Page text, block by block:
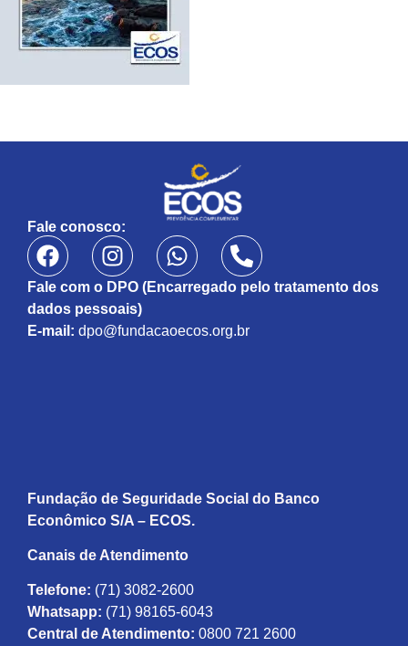
Fale conosco:
Fale com o DPO (Encarregado pelo tratamento dos
dados pessoais)
E-mail: dpo@fundacaoecos.org.br
Fundação de Seguridade Social do Banco
Econômico S/A – ECOS.
Canais de Atendimento
Telefone: (71) 3082-2600
Whatsapp: (71) 98165-6043
Central de Atendimento: 0800 721 2600